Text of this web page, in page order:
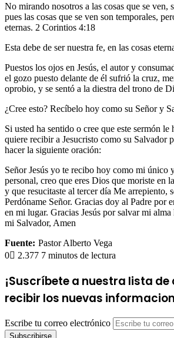
No mirando nosotros a las cosas que se ven,
pues las cosas que se ven son temporales,
eternas. 2 Corintios 4:18
Esta debe de ser nuestra fe, en las cosas
Puestos los ojos en Jesús, el autor y
el gozo puesto delante de él sufrió la cruz,
oprobio, y se sentó a la diestra del trono de
¿Cree esto? Recíbelo hoy como su Señor y
Si usted ha sentido o cree que este sermón
quiere recibir a Jesucristo como su Salvador
hacer la siguiente oración:
Señor Jesús yo te recibo hoy como mi único
personal, creo que eres Dios que moriste en
y que resucitaste al tercer día Me arrepiento,
Perdóname Señor. Gracias doy al Padre por
en mi lugar. Gracias Jesús por salvar mi
mi Salvador, Amen
Fuente: Pastor Alberto Vega
0
2.377 7 minutos de lectura
¡Suscríbete a nuestra lista
recibir los nuevas
Escribe tu correo electrónico